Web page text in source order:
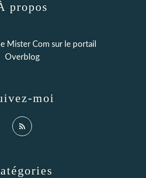
moi
propos
Mister Com sur le portail
Overblog